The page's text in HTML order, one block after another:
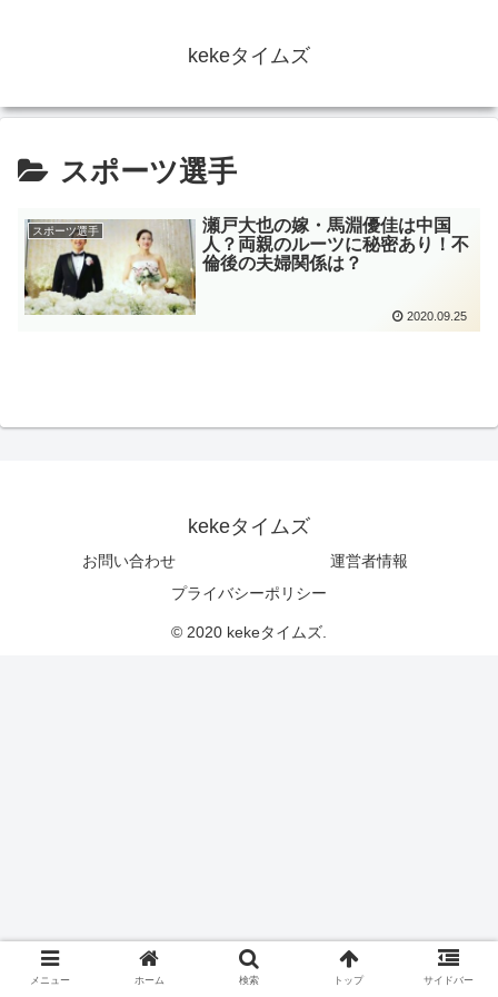
kekeタイムズ
スポーツ選手
スポーツ選手
瀬戸大也の嫁・馬淵優佳は中国
人？両親のルーツに秘密あり！不
倫後の夫婦関係は？
2020.09.25
kekeタイムズ
お問い合わせ
運営者情報
プライバシーポリシー
© 2020 kekeタイムズ.
メニュー ホーム 検索 トップ サイドバー